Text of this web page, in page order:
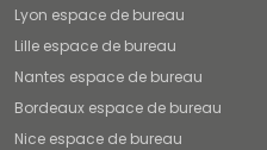
Lyon espace de bureau
Lille espace de bureau
Nantes espace de bureau
Bordeaux espace de bureau
Nice espace de bureau